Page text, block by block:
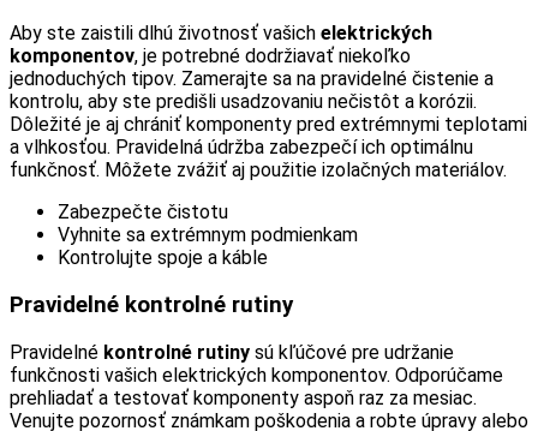
Aby ste zaistili dlhú životnosť vašich elektrických
komponentov, je potrebné dodržiavať niekoľko
jednoduchých tipov. Zamerajte sa na pravidelné čistenie a
kontrolu, aby ste predišli usadzovaniu nečistôt a korózii.
Dôležité je aj chrániť komponenty pred extrémnymi teplotami
a vlhkosťou. Pravidelná údržba zabezpečí ich optimálnu
funkčnosť. Môžete zvážiť aj použitie izolačných materiálov.
Zabezpečte čistotu
Vyhnite sa extrémnym podmienkam
Kontrolujte spoje a káble
Pravidelné kontrolné rutiny
Pravidelné kontrolné rutiny sú kľúčové pre udržanie
funkčnosti vašich elektrických komponentov. Odporúčame
prehliadať a testovať komponenty aspoň raz za mesiac.
Venujte pozornosť známkam poškodenia a robte úpravy alebo